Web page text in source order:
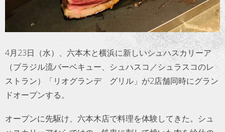
ビジネス
コラム
4月23日（水）、六本木と横浜に新しいシュハスカリーア
（ブラジル流バーベキュー、シュハスコ／シュラスコのレ
ストラン）「リオグランデ グリル」が2店舗同時にグラン
ドオープンする。
オープンに先駆け、六本木店で料理を体験してきた。シュ